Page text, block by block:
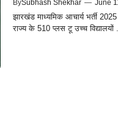
BySubhash Shekhar — June
झारखंड माध्यमिक आचार्य भर्ती
राज्य के 510 प्लस टू उच्च विद्यालयों